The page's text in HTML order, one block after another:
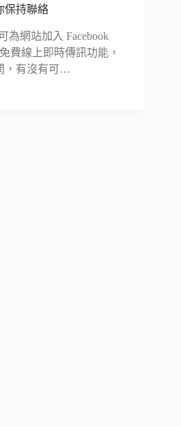
保持聯絡
為網站加入 Facebook
費線上即時傳訊功能，
，有沒有可…